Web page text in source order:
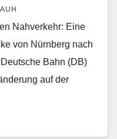
Nahverkehr: Eine
von Nürnberg nach
Bahn (DB)
auf der